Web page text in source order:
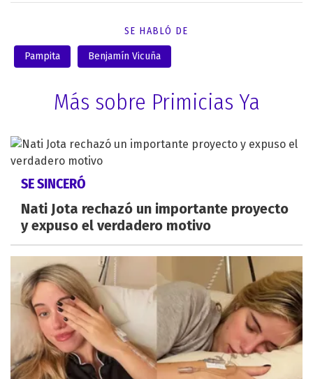
SE HABLÓ DE
Pampita Benjamín Vicuña
Más sobre Primicias Ya
SE SINCERÓ
Nati Jota rechazó un importante proyecto
y expuso el verdadero motivo